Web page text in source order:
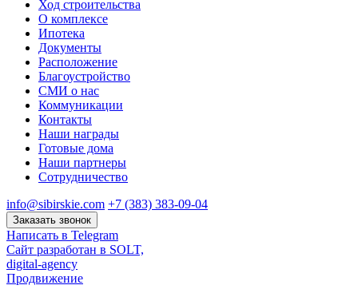
Ход строительства
О комплексе
Ипотека
Документы
Расположение
Благоустройство
СМИ о нас
Коммуникации
Контакты
Наши награды
Готовые дома
Наши партнеры
Сотрудничество
info@sibirskie.com +7 (383) 383-09-04
Заказать звонок
Написать в Telegram
Сайт разработан в SOLT,
digital-agency
Продвижение